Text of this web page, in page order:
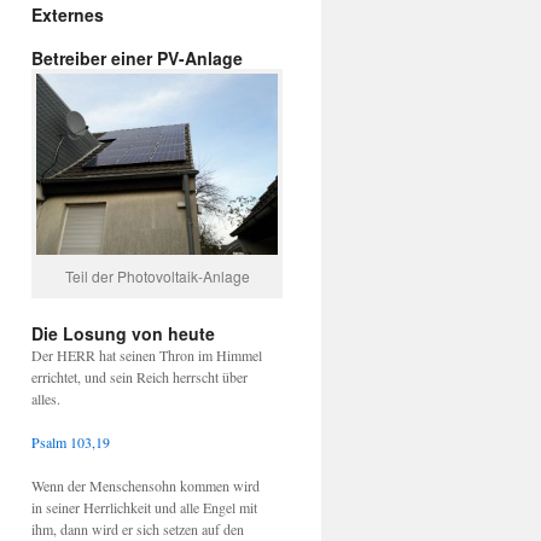
Externes
Betreiber einer PV-Anlage
Teil der Photovoltaik-Anlage
Die Losung von heute
Der HERR hat seinen Thron im Himmel
errichtet, und sein Reich herrscht über
alles.
Psalm 103,19
Wenn der Menschensohn kommen wird
in seiner Herrlichkeit und alle Engel mit
ihm, dann wird er sich setzen auf den